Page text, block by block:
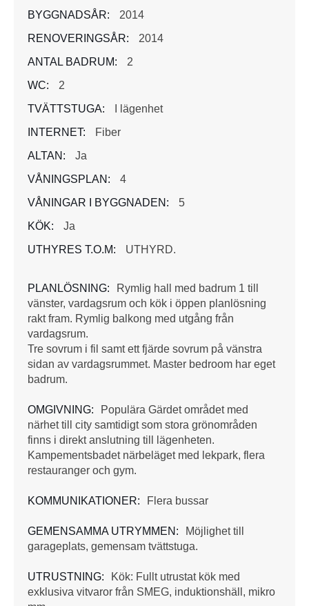
BYGGNADSÅR:
2014
RENOVERINGSÅR:
2014
ANTAL BADRUM:
2
WC:
2
TVÄTTSTUGA:
I lägenhet
INTERNET:
Fiber
ALTAN:
Ja
VÅNINGSPLAN:
4
VÅNINGAR I BYGGNADEN:
5
KÖK:
Ja
UTHYRES T.O.M:
UTHYRD.
PLANLÖSNING:
Rymlig hall med badrum 1 till
vänster, vardagsrum och kök i öppen planlösning
rakt fram. Rymlig balkong med utgång från
vardagsrum.
Tre sovrum i fil samt ett fjärde sovrum på vänstra
sidan av vardagsrummet. Master bedroom har eget
badrum.
OMGIVNING:
Populära Gärdet området med
närhet till city samtidigt som stora grönområden
finns i direkt anslutning till lägenheten.
Kampementsbadet närbeläget med lekpark, flera
restauranger och gym.
KOMMUNIKATIONER: Flera bussar
GEMENSAMMA UTRYMMEN:
Möjlighet till
garageplats, gemensam tvättstuga.
UTRUSTNING:
Kök: Fullt utrustat kök med
exklusiva vitvaror från SMEG, induktionshäll, mikro